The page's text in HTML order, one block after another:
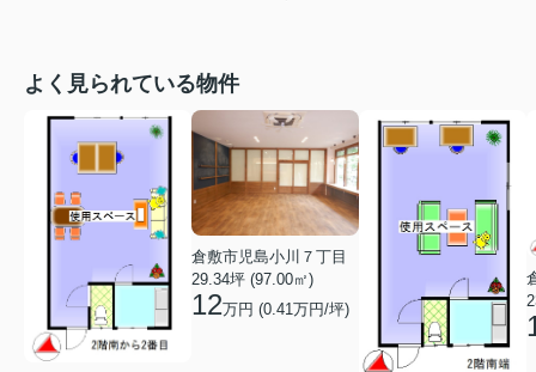
よく見られている物件
倉敷市児島小川７丁目
29.34坪 (97.00㎡)
12万円 (0.41万円/坪)